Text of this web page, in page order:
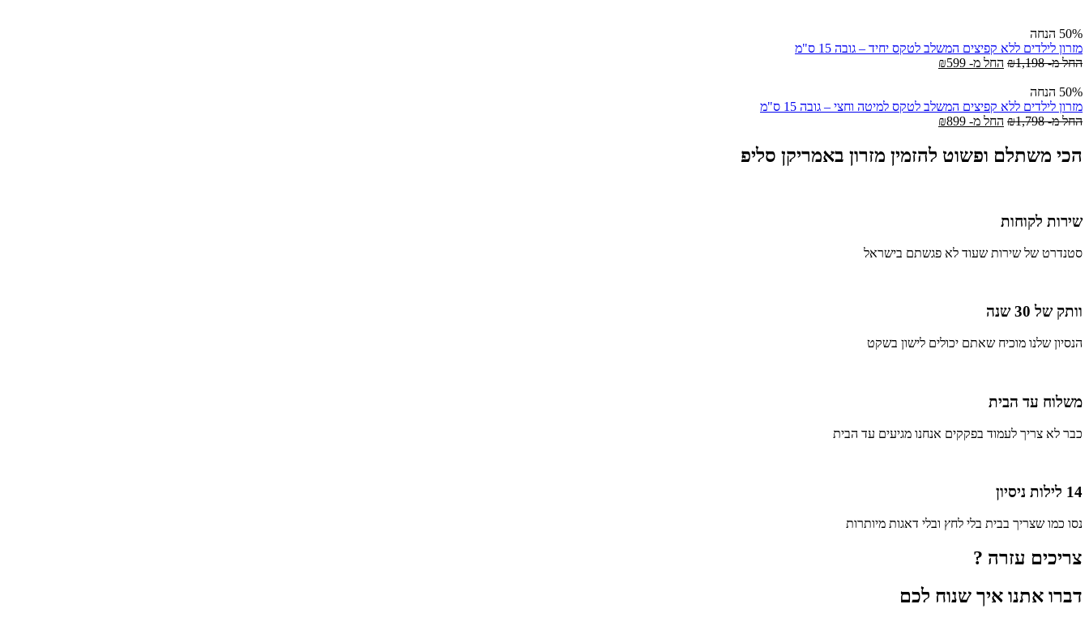
50% הנחה
מזרון לילדים ללא קפיצים המשלב לטקס יחיד – גובה 15 ס"מ
החל מ-
₪1,198 החל מ- ₪599
50% הנחה
מזרון לילדים ללא קפיצים המשלב לטקס למיטה וחצי – גובה 15 ס"מ
החל מ-
₪1,798 החל מ- ₪899
הכי משתלם ופשוט להזמין מזרון באמריקן סליפ
שירות לקוחות
סטנדרט של שירות שעוד לא פגשתם בישראל
וותק של 30 שנה
הנסיון שלנו מוכיח שאתם יכולים לישון בשקט
משלוח עד הבית
כבר לא צריך לעמוד בפקקים אנחנו מגיעים עד הבית
14 לילות ניסיון
נסו כמו שצריך בבית בלי לחץ ובלי דאגות מיותרות
צריכים עזרה ?
דברו אתנו איך שנוח לכם